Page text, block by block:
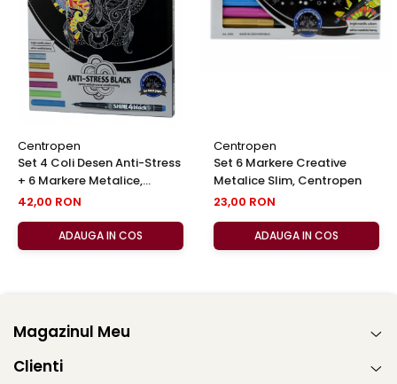
Centropen
Set 4 Coli Desen Anti-Stress
+ 6 Markere Metalice,
Centropen
42,00 RON
ADAUGA IN COS
Centropen
Set 6 Markere Creative
Metalice Slim, Centropen
23,00 RON
ADAUGA IN COS
Magazinul Meu
Clienti